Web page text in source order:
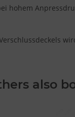
hohem
also